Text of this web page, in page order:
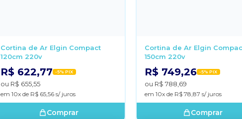
Cortina de Ar Elgin Compact
120cm 220v
R$ 622,77 -5% PIX
ou R$ 655,55
em 10x de R$ 65,56 s/ juros
Comprar
Cortina de Ar Elgin
150cm 220v
R$ 749,26 -5% PIX
ou R$ 788,69
em 10x de R$ 78,87 s/ juros
Comprar